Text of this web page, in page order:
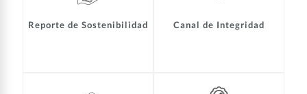
Reporte de Sostenibilidad Canal de Integridad